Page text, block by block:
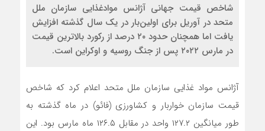
شاخص قیمت جهانی آژانس موادغذایی سازمان ملل
متحد در آوریل برای اولین‌بار در یک سال گذشته افزایش
یافت اما همچنان حدود ۲۰ درصد از رکورد بالاترین قیمت
در مارس ۲۰۲۲ پس از جنگ روسیه و اوکراین است.
آژانس مواد غذایی سازمان ملل متحد اعلام کرد که شاخص
قیمت سازمان خواربار و کشاورزی (فائو) در ماه گذشته به
طور میانگین ۱۲۷.۲ واحد در مقابل ۱۲۶.۵ ماه مارس بود. این